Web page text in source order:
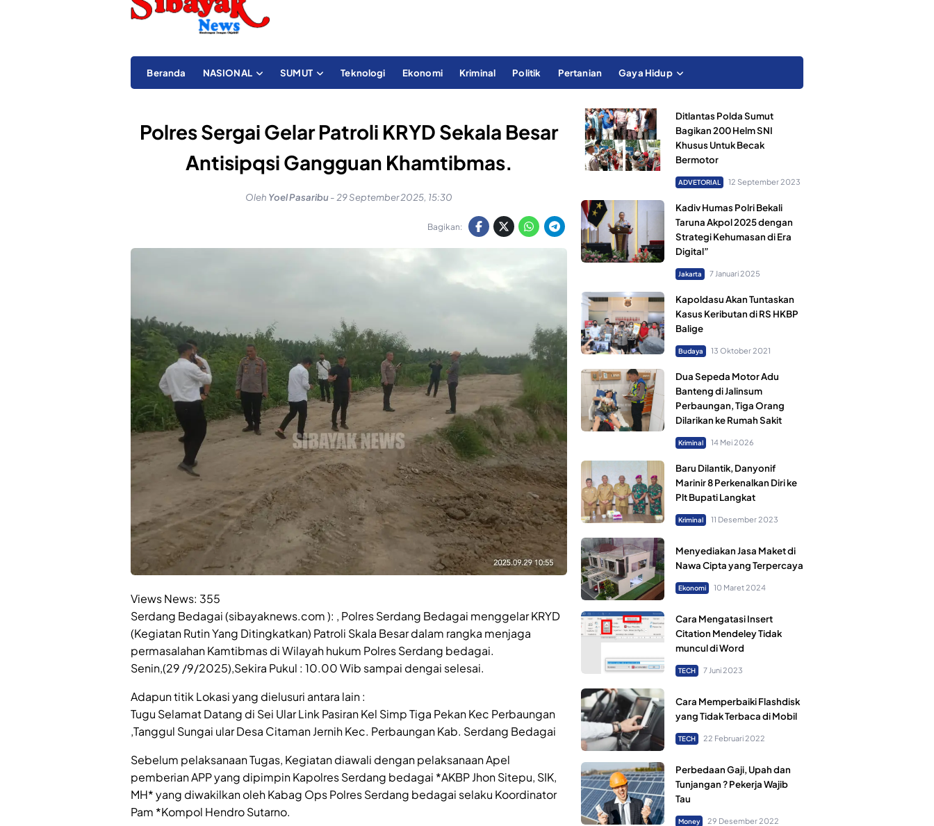
Beranda NASIONAL SUMUT Teknologi Ekonomi Kriminal Politik Pertanian Gaya Hidup
Polres Sergai Gelar Patroli KRYD Sekala Besar
Antisipqsi Gangguan Khamtibmas.
Oleh Yoel Pasaribu- 29 September 2025, 15:30
Bagikan:
Views News: 355
Serdang Bedagai (sibayaknews.com ): , Polres Serdang Bedagai menggelar KRYD
(Kegiatan Rutin Yang Ditingkatkan) Patroli Skala Besar dalam rangka menjaga
permasalahan Kamtibmas di Wilayah hukum Polres Serdang bedagai.
Senin,(29 /9/2025),Sekira Pukul : 10.00 Wib sampai dengai selesai.
Adapun titik Lokasi yang dielusuri antara lain :
Tugu Selamat Datang di Sei Ular Link Pasiran Kel Simp Tiga Pekan Kec Perbaungan
,Tanggul Sungai ular Desa Citaman Jernih Kec. Perbaungan Kab. Serdang Bedagai
Sebelum pelaksanaan Tugas, Kegiatan diawali dengan pelaksanaan Apel
pemberian APP yang dipimpin Kapolres Serdang bedagai *AKBP Jhon Sitepu, SIK,
MH* yang diwakilkan oleh Kabag Ops Polres Serdang bedagai selaku Koordinator
Pam *Kompol Hendro Sutarno.
Ditlantas Polda Sumut
Bagikan 200 Helm SNI
Khusus Untuk Becak
Bermotor
ADVETORIAL 12 September 2023
Kadiv Humas Polri Bekali
Taruna Akpol 2025 dengan
Strategi Kehumasan di Era
Digital”
Jakarta 7 Januari 2025
Kapoldasu Akan Tuntaskan
Kasus Keributan di RS HKBP
Balige
Budaya 13 Oktober 2021
Dua Sepeda Motor Adu
Banteng di Jalinsum
Perbaungan, Tiga Orang
Dilarikan ke Rumah Sakit
Kriminal 14 Mei 2026
Baru Dilantik, Danyonif
Marinir 8 Perkenalkan Diri ke
Plt Bupati Langkat
Kriminal 11 Desember 2023
Menyediakan Jasa Maket di
Nawa Cipta yang Terpercaya
Ekonomi 10 Maret 2024
Cara Mengatasi Insert
Citation Mendeley Tidak
muncul di Word
TECH 7 Juni 2023
Cara Memperbaiki Flashdisk
yang Tidak Terbaca di Mobil
TECH 22 Februari 2022
Perbedaan Gaji, Upah dan
Tunjangan ? Pekerja Wajib
Tau
Money 29 Desember 2022